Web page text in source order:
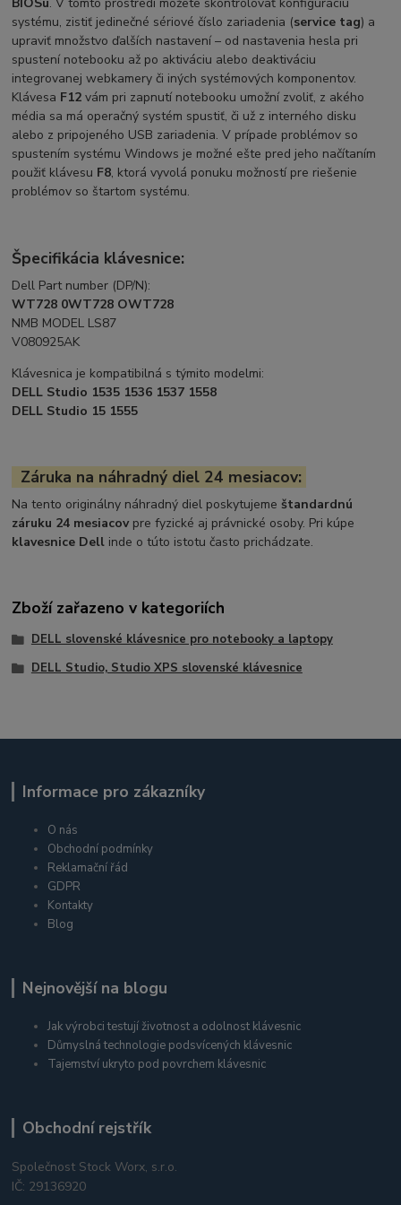
systému, zistiť jedinečné sériové číslo zariadenia (service tag) a
upraviť množstvo ďalších nastavení – od nastavenia hesla pri
spustení notebooku až po aktiváciu alebo deaktiváciu
integrovanej webkamery či iných systémových komponentov.
Klávesa F12 vám pri zapnutí notebooku umožní zvoliť, z akého
média sa má operačný systém spustiť, či už z interného disku
alebo z pripojeného USB zariadenia. V prípade problémov so
spustením systému Windows je možné ešte pred jeho načítaním
použiť klávesu F8, ktorá vyvolá ponuku možností pre riešenie
problémov so štartom systému.
Špecifikácia klávesnice:
Dell Part number (DP/N):
WT728 0WT728 OWT728
NMB MODEL LS87
V080925AK
Klávesnica je kompatibilná s týmito modelmi:
DELL Studio 1535 1536 1537 1558
DELL Studio 15 1555
Záruka na náhradný diel 24 mesiacov:
Na tento originálny náhradný diel poskytujeme štandardnú
záruku 24 mesiacovpre fyzické aj právnické osoby. Pri kúpe
klavesnice Dell inde o túto istotu často prichádzate.
Zboží zařazeno v kategoriích
DELL slovenské klávesnice pro notebooky a laptopy
DELL Studio, Studio XPS slovenské klávesnice
Informace pro zákazníky
O nás
Obchodní podmínky
Reklamační řád
GDPR
Kontakty
Blog
Nejnovější na blogu
Jak výrobci testují životnost a odolnost klávesnic
Důmyslná technologie podsvícených klávesnic
Tajemství ukryto pod povrchem klávesnic
Obchodní rejstřík
Společnost Stock Worx, s.r.o.
IČ: 29136920